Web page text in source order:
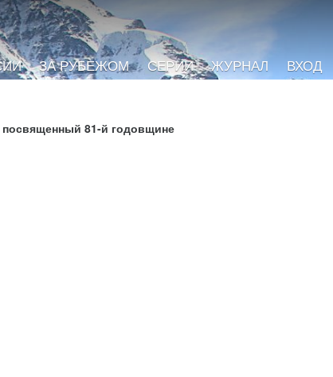
ЗА РУБЕЖОМ СЕРИИ ЖУРНАЛ ВХОД
посвященный 81-й годовщине